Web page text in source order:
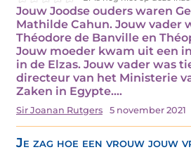
Jouw Joodse ouders waren
Mathilde Cahun. Jouw vader
Théodore de Banville en
Jouw moeder kwam uit een
in de Elzas. Jouw vader was
directeur van het Ministerie
Zaken in Egypte.…
Sir Joanan Rutgers 5 november 2021
Je zag hoe een vrouw jouw